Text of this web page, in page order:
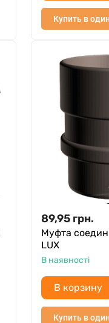
Купить в
89,95 грн.
Муфта
LUX
В наявності
В корзину
Купить в